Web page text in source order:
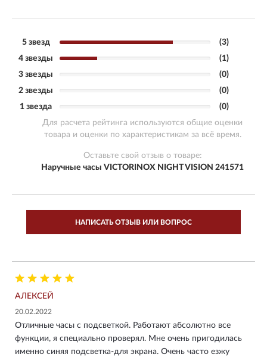
5 звезд
(3)
4 звезды
(1)
3 звезды
(0)
2 звезды
(0)
1 звезда
(0)
Для расчета рейтинга используются общие оценки
товара и оценки по характеристикам за всё время.
Оставьте свой отзыв о товаре:
Наручные часы VICTORINOX NIGHT VISION 241571
НАПИСАТЬ ОТЗЫВ ИЛИ ВОПРОС
АЛЕКСЕЙ
20.02.2022
Отличные часы с подсветкой. Работают абсолютно все
функции, я специально проверял. Мне очень пригодилась
именно синяя подсветка-для экрана. Очень часто езжу